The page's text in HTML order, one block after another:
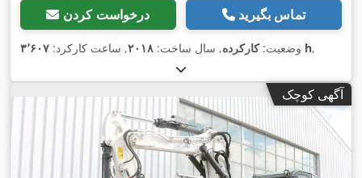
درخواست کردن تماس بگیرید
وضعیت:کارکرده, سال ساخت: ۲۰۱۸, ساعت کارکرد: ۳٬۶۰۷ h,
آگهی کوچک